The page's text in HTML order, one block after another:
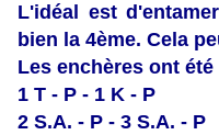
L'idéal est
bien la 4ème. Cela
Les enchères ont été
1 T - P - 1 K - P
2 S.A. - P - 3 S.A. - P